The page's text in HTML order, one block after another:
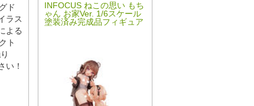
ド
ラス
よる
ト
い！
INFOCUS ねこの思い もち
ゃん お家Ver. 1/6スケール
塗装済み完成品フィギュア